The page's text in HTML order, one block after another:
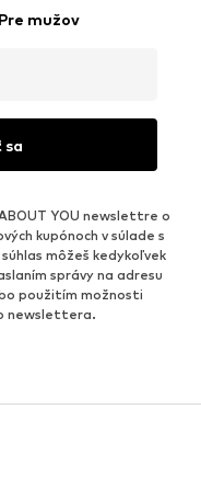
Pre mužov
YOU newslettre o
kupónoch v súlade s
súhlas môžeš kedykoľvek
správy na adresu
použitím možnosti
newslettera.